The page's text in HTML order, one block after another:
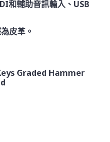
和輔助音訊輸入、USB
皮革。
Graded Hammer